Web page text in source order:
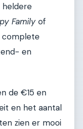
heldere
Family of
complete
en
de €15 en
en het aantal
zien er mooi